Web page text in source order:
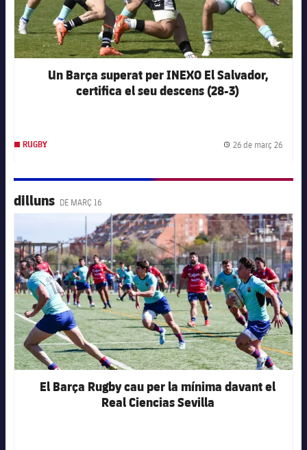
Serveis Mèdics
Accessibilitat
Acreditacions
Instal·lacions
Un Barça superat per INEXO El Salvador,
certifica el seu descens (28-3)
RUGBY Data
26 de març 26
dilluns DE MARÇ 16
FC Barcelona club badge
El Barça Rugby cau per la mínima davant el
Real Ciencias Sevilla